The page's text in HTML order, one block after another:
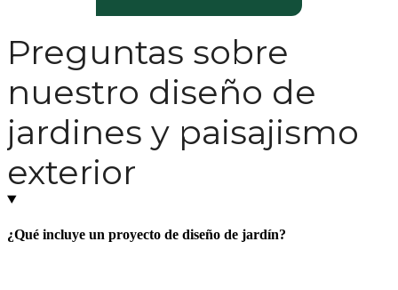
Preguntas sobre
nuestro diseño de
jardines y paisajismo
exterior
¿Qué incluye un proyecto de diseño de jardín?